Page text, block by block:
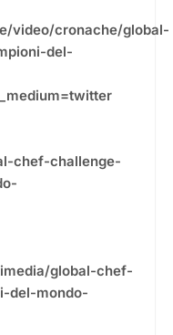
video/cronache/global-
del-
chef-challenge-
global-chef-
del-mondo-